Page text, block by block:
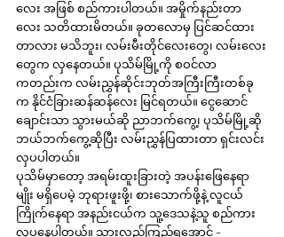
လေး အဖြစ် စည်ကားပါတယ်။ အမှိုက်နည်းတာ
လေး သတိထားမိတယ်။ ခုတလောမှ ပြင်ဆင်ထား
တာလား မသိဘူး၊ လမ်းမီးတိုင်လေးတွေ၊ လမ်းလေး
တွေက လှနေတယ်။ ပုသိမ်မြို့ကို စဝင်လာ
ကတည်းက လမ်းညွှန်ဆိုင်းဘုတ်အကြီးကြီးတစ်ခု
က နိုင်ငံခြားဆန်ဆန်လေး မြင်ရတယ်။ ငွေဆောင်
ချောင်းသာ သွားမယ်ဆို ညာဘက်ကွေ့၊ ပုသိမ်မြို့ဆို
ဘယ်ဘက်ကွေ့ဆိုပြီး လမ်းညွှန်ပြထားတာ ရှင်းလင်း
လှပပါတယ်။
ပုသိမ်မှာတော့ အရမ်းထူးခြားတဲ့ အပန်းဖြေနေရာ
မျိုး မရှိပေမဲ့ ဘုရားဖူးဖို့၊ စားသောက်ဖို့နဲ့ လူငယ်
ကြိုက်နေရာ အနည်းငယ်က သူ့ဒေသနဲ့သူ စည်ကား
လှပနေပါတယ်။ သွားလည်ကြည့်ရအောင် -